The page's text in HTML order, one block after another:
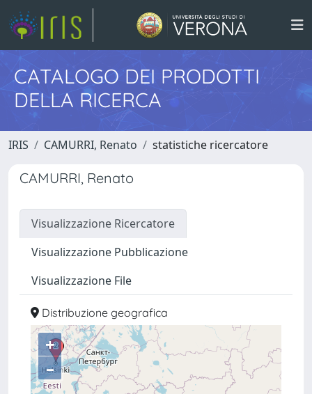
CATALOGO DEI PRODOTTI
DELLA RICERCA
IRIS CAMURRI, Renato statistiche ricercatore
CAMURRI, Renato
Visualizzazione Ricercatore
Visualizzazione Pubblicazione
Visualizzazione File
Distribuzione geografica
+
–